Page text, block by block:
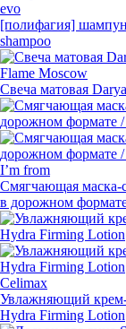
evo
[полифагия]
shampoo
Flame Moscow
Свеча матовая
I’m from
Смягчающая маска-
в дорожном
Celimax
Увлажняющий
Hydra Firming Lotion